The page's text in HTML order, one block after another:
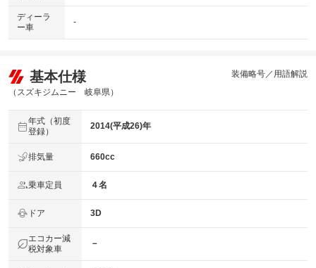
ディーラ
ー車
-
基本仕様
（スズキジムニー 岐阜県）
装備略号／用語解説
年式（初度
登録）
2014(平成26)年
排気量 660cc
乗車定員 ４名
ドア 3D
エコカー減
税対象車
－